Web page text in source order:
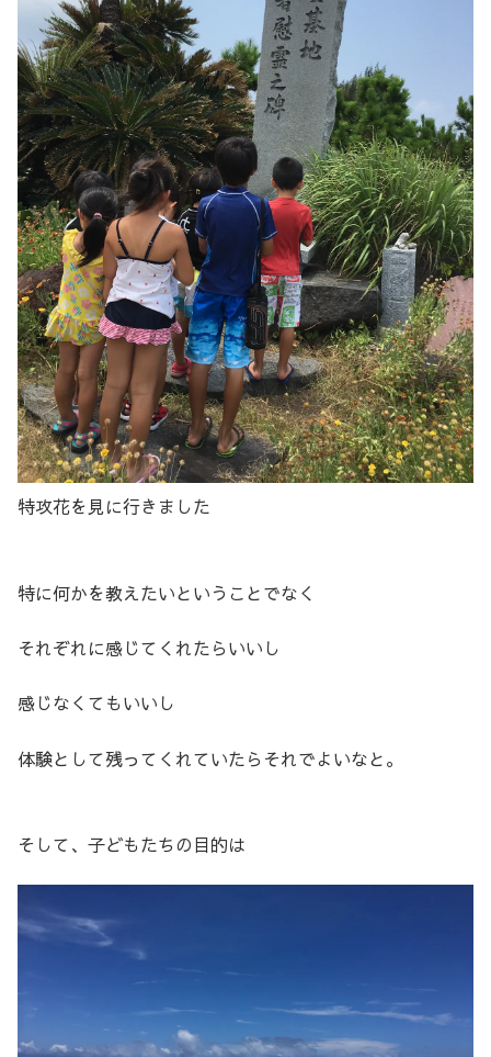
特攻花を見に行きました
特に何かを教えたいということでなく
それぞれに感じてくれたらいいし
感じなくてもいいし
体験として残ってくれていたらそれでよいなと。
そして、子どもたちの目的は